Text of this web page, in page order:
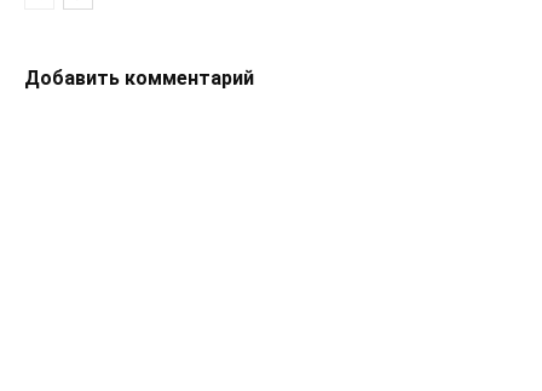
Добавить комментарий